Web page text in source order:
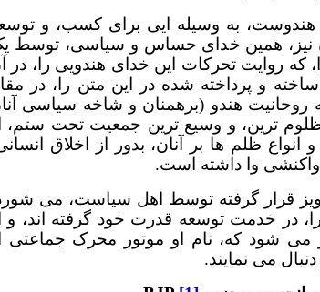
به وسیله ایی برای کسب، و
نیز، همین خدای حساس و سیاسی، توسط
که روایت تحرکات این خدای هندویی را، در
و پرداخته شده در این متن را، در
روحانیت هندو (برهمنان و شاخه سیاسی
ترین، و وسیع ترین جمعیت تحت ستم،
ظلم ها بر آنان، بدور از اخلاق
وا داشته است.
قرار گرفته توسط اهل سیاست، می
در خدمت توسعه قدرت خود گرفته اند، و
می شود که، نام او موتور محرک جماعتی
می نمایند.